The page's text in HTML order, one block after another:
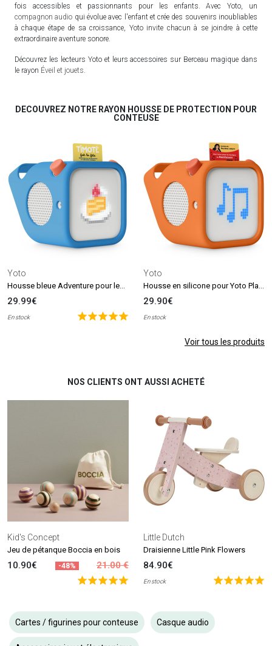
fois accessibles et passionnants pour les enfants. Avec Yoto, un
compagnon audio qui évolue avec l'enfant et crée des souvenirs inoubliables
à chaque étape de sa croissance, Yoto invite chacun à se joindre à cette
extraordinaire aventure sonore.
Découvrez les lecteurs Yoto et leurs accessoires sur Berceau magique dans
le rayon Éveil et jouets
DECOUVREZ NOTRE RAYON HOUSSE DE PROTECTION POUR
CONTEUSE
Yoto
29.99€
En stock
Yoto
29.90€
En stock
Voir tous les produits
NOS CLIENTS ONT AUSSI ACHETÉ
Kid's Concept
Jeu de pétanque Boccia en bois
10.90€ -48% 21.00 €
Little Dutch
Draisienne Little Pink Flowers
84.90€
En stock
Cartes / figurines pour conteuse Casque audio